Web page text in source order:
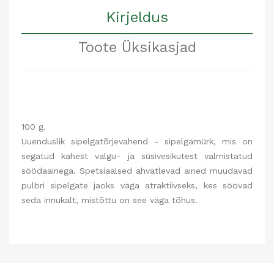
Kirjeldus
Toote Üksikasjad
100 g.
Uuenduslik sipelgatõrjevahend - sipelgamürk, mis on
segatud kahest valgu- ja süsivesikutest valmistatud
söödaainega. Spetsiaalsed ahvatlevad ained muudavad
pulbri sipelgate jaoks väga atraktiivseks, kes söövad
seda innukalt, mistõttu on see väga tõhus.